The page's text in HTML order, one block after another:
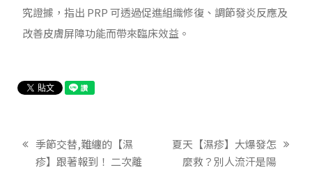
究證據，指出 PRP可透過促進組織修復、調節發炎反應及
改善皮膚屏障功能而帶來臨床效益。
季節交替,難纏的【濕
疹】跟著報到！ 二次離
夏天【濕疹】大爆發怎
麼救？別人流汗是陽